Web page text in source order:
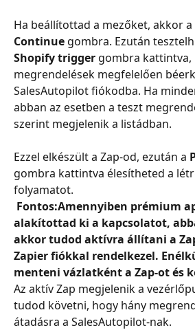
Ha beállítottad a mezőket, akkor
Continue gombra. Ezután
Shopify trigger gombra kattintva,
megrendelések megfelelően
SalesAutopilot fiókodba. Ha
abban az esetben a teszt
szerint megjelenik a listádban.
Ezzel elkészült a Zap-od, ezután a
gombra kattintva élesítheted a
folyamatot.
Fontos:Amennyiben prémium
alakítottad ki a kapcsolatot,
akkor tudod aktívra állítani a
Zapier fiókkal rendelkezel.
menteni vázlatként a Zap-ot és
Az aktív Zap megjelenik a
tudod követni, hogy hány
átadásra a SalesAutopilot-nak.